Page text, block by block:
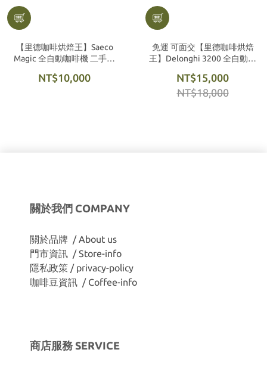
【里德咖啡烘焙王】Saeco
Magic 全自動咖啡機 二手咖
NT$10,000
免運 可面交【里德咖啡烘焙
王】Delonghi 3200 全自動咖
NT$15,000
NT$18,000
關於我們 COMPANY
關於品牌 / About us
門市資訊 / Store-info
隱私政策 / privacy-policy
咖啡豆資訊 / Coffee-info
商店服務 SERVICE